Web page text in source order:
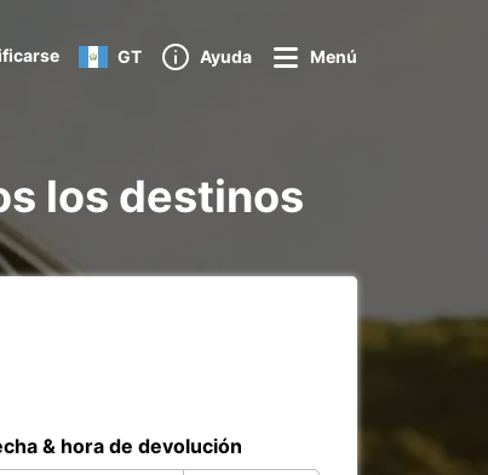
GT Ayuda Menú
los destinos
& hora de devolución